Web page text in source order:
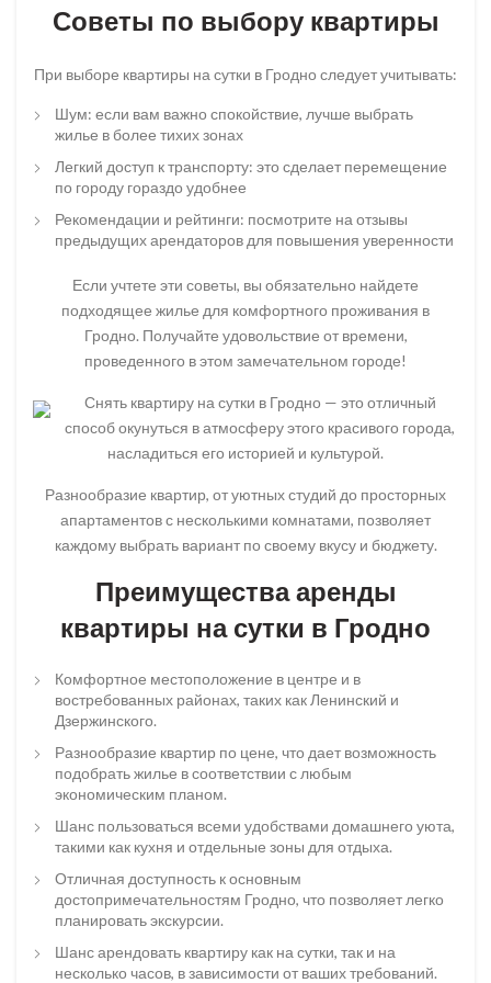
Советы по выбору квартиры
При выборе квартиры на сутки в Гродно следует учитывать:
Шум: если вам важно спокойствие, лучше выбрать
жилье в более тихих зонах
Легкий доступ к транспорту: это сделает перемещение
по городу гораздо удобнее
Рекомендации и рейтинги: посмотрите на отзывы
предыдущих арендаторов для повышения уверенности
Если учтете эти советы, вы обязательно найдете
подходящее жилье для комфортного проживания в
Гродно. Получайте удовольствие от времени,
проведенного в этом замечательном городе!
Снять квартиру на сутки в Гродно — это отличный
способ окунуться в атмосферу этого красивого города,
насладиться его историей и культурой.
Разнообразие квартир, от уютных студий до просторных
апартаментов с несколькими комнатами, позволяет
каждому выбрать вариант по своему вкусу и бюджету.
Преимущества аренды
квартиры на сутки в Гродно
Комфортное местоположение в центре и в
востребованных районах, таких как Ленинский и
Дзержинского.
Разнообразие квартир по цене, что дает возможность
подобрать жилье в соответствии с любым
экономическим планом.
Шанс пользоваться всеми удобствами домашнего уюта,
такими как кухня и отдельные зоны для отдыха.
Отличная доступность к основным
достопримечательностям Гродно, что позволяет легко
планировать экскурсии.
Шанс арендовать квартиру как на сутки, так и на
несколько часов, в зависимости от ваших требований.